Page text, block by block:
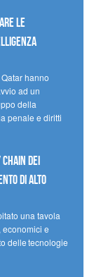
le
hanno
ad un
della
penale e diritti
dei
di alto
una tavola
e
delle tecnologie